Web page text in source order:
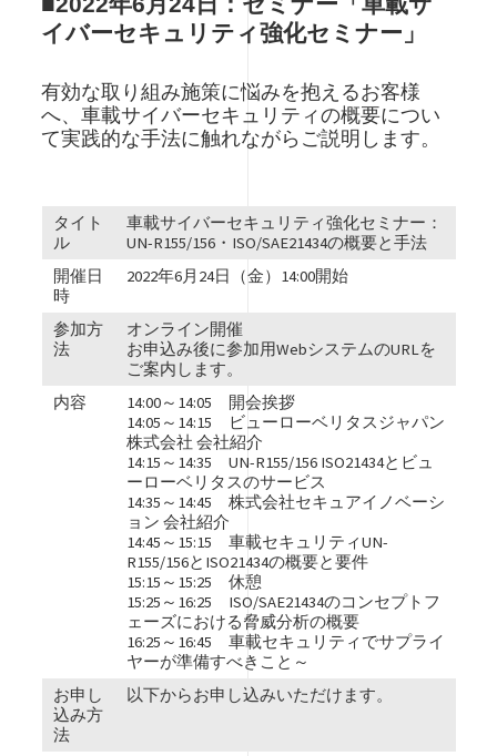
イバーセキュリティ強化セミナー」
有効な取り組み施策に悩みを抱えるお客様
へ、車載サイバーセキュリティの概要につい
て実践的な手法に触れながらご説明します。
タイト
ル
車載サイバーセキュリティ強化セミナー：
UN-R155/156・ISO/SAE21434の概要と手法
開催日
時
2022年6月24日（金）14:00開始
参加方
法
オンライン開催
お申込み後に参加用WebシステムのURLを
ご案内します。
内容
14:00～14:05 開会挨拶
14:05～14:15 ビューローベリタスジャパン
株式会社 会社紹介
14:15～14:35 UN-R155/156 ISO21434とビュ
ーローベリタスのサービス
14:35～14:45 株式会社セキュアイノベーシ
ョン 会社紹介
14:45～15:15 車載セキュリティUN-
R155/156とISO21434の概要と要件
15:15～15:25 休憩
15:25～16:25 ISO/SAE21434のコンセプトフ
ェーズにおける脅威分析の概要
16:25～16:45 車載セキュリティでサプライ
ヤーが準備すべきこと～
お申し
込み方
法
以下からお申し込みいただけます。